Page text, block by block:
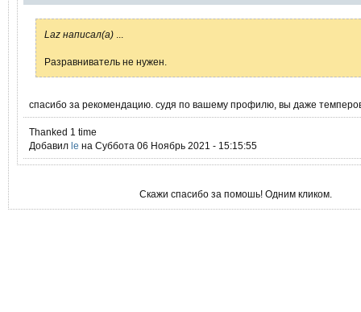
Laz написал(а)
Разравниватель не нужен.
спасибо за рекомендацию. судя по вашему профилю, вы даже
Thanked 1 time
Добавил le на Суббота 06 Ноябрь 2021 - 15:15:55
Скажи спасибо за помошь! Одним кликом.